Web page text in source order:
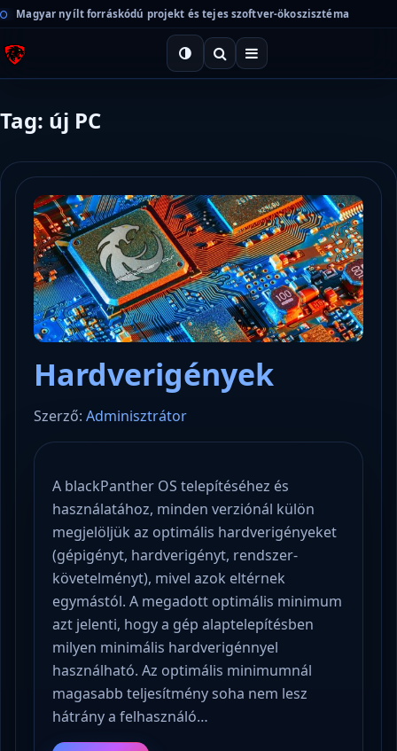
Magyar nyílt forráskódú projekt és tejes szoftver-ökoszisztéma
Tag: új PC
Hardverigények
Szerző: Adminisztrátor
A blackPanther OS telepítéséhez és
használatához, minden verziónál külön
megjelöljük az optimális hardverigényeket
(gépigényt, hardverigényt, rendszer-
követelményt), mivel azok eltérnek
egymástól. A megadott optimális minimum
azt jelenti, hogy a gép alaptelepítésben
milyen minimális hardverigénnyel
használható. Az optimális minimumnál
magasabb teljesítmény soha nem lesz
hátrány a felhasználó…